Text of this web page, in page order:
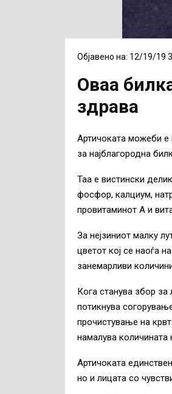
Објавено на: 12/19/19
Оваа
здрава
Aртичоката можеби е
за најблагородна
Таа е вистински
фосфор, калциум,
провитаминот А и
За нејзиниот малку
цветот кој се наоѓа
занемарливи
Кога станува збор за
потикнува
прочистување на
намалува
Артичоката
но и лицата со